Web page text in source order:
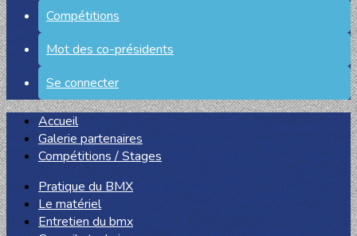
Compétitions
Mot des co-présidents
Se connecter
Accueil
Galerie partenaires
Compétitions / Stages
Pratique du BMX
Le matériel
Entretien du bmx